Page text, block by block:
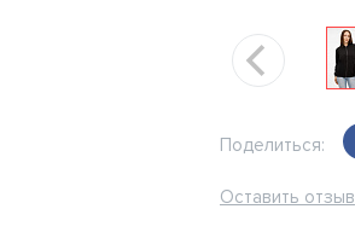
Поделиться:
Оставить отзыв